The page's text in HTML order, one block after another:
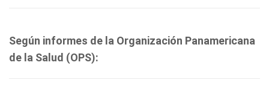
Según informes de la Organización Panamericana
de la Salud (OPS):